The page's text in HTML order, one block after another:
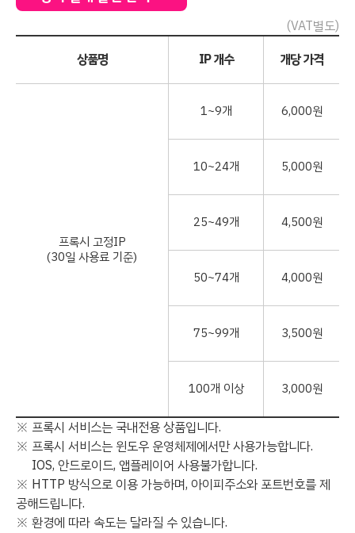
(VAT별도)
상품명
IP 개수 개당 가격
프록시 고정IP
(30일 사용료 기준)
1~9개 6,000원
10~24개 5,000원
25~49개 4,500원
50~74개 4,000원
75~99개 3,500원
100개 이상 3,000원
※ 프록시 서비스는 국내전용 상품입니다.
※ 프록시 서비스는 윈도우 운영체제에서만 사용가능합니다.
IOS, 안드로이드, 앱플레이어 사용불가합니다.
※ HTTP 방식으로 이용 가능하며, 아이피주소와 포트번호를 제
공해드립니다.
※ 환경에 따라 속도는 달라질 수 있습니다.